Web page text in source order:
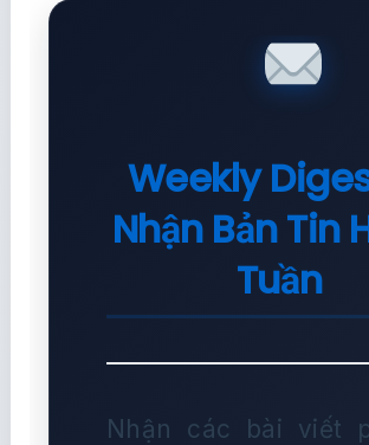
Weekly
Nhận Bản Tin
Tuần
Nhận các bài viết